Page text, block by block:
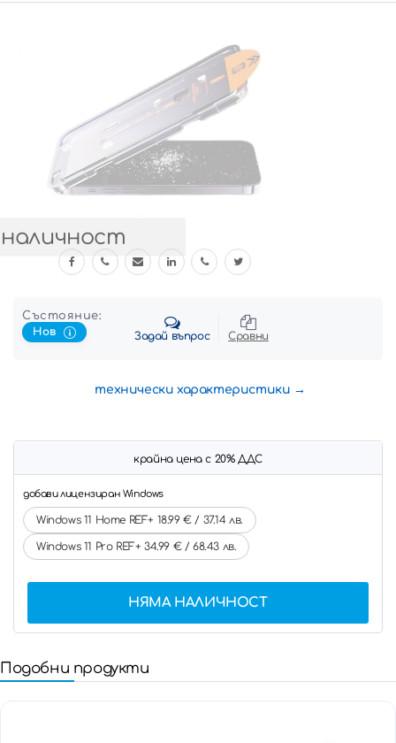
Състояние:
Нов
Задай въпрос Сравни
технически характеристики
крайна цена с 20% ДДС
добави лицензиран Windows
Windows 11 Home REF+ 18.99 € / 37.14 лв.
Windows 11 Pro REF+ 34.99 € / 68.43 лв.
НЯМА НАЛИЧНОСТ
Подобни продукти